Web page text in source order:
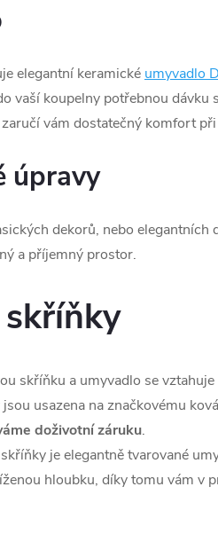
elegantní keramické umyvadlo
vaší koupelny potřebnou dávku
vám dostatečný komfort
úpravy
dekorů, nebo elegantních
a příjemný prostor.
skříňku a umyvadlo se vztahuje
usazena na značkovému
doživotní záruku.
je elegantně tvarované
hloubku, díky tomu vám v